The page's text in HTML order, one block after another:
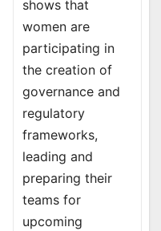
shows that
women are
participating in
the creation of
governance and
regulatory
frameworks,
leading and
preparing their
teams for
upcoming